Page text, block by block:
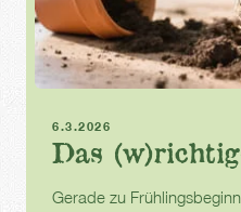
6.3.2026
Das
Gerade zu